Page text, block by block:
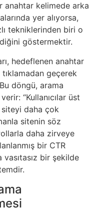
anahtar kelimede arka
yer alıyorsa,
tekniklerinden biri o
göstermektir.
hedeflenen anahtar
geçerek
döngü, arama
“Kullanıcılar üst
siteyi daha çok
sitenin söz
daha zirveye
bir CTR
vasıtasız bir şekilde